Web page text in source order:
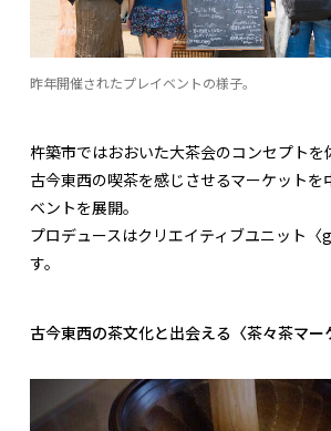
昨年開催されたプレイベントの様子。
杵築市ではおおいた大茶会のコンセプトを
古今東西の喫茶を感じさせるマーケットを
ベントを展開。
プロデュースはクリエイティブユニット〈
す。
古今東西の茶文化と出会える〈茶々茶マー